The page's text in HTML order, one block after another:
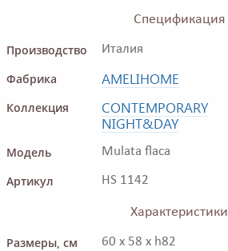
Спецификация
Производство
Италия
Фабрика AMELIHOME
Коллекция
CONTEMPORARY
NIGHT&DAY
Модель Mulata flaca
Артикул HS 1142
Характеристики
Размеры, см
60 x 58 x h82